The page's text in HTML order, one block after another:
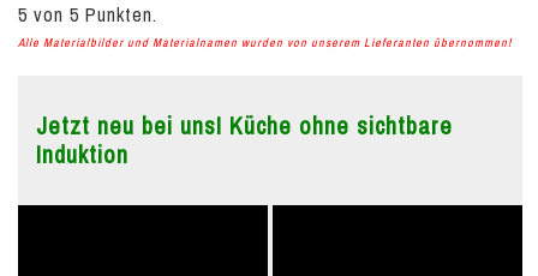
5 von 5 Punkten.
Alle Materialbilder und Materialnamen wurden von unserem Lieferanten übernommen!
Jetzt neu bei uns! Küche ohne sichtbare
Induktion